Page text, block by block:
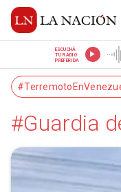
ESCUCHÁ
TU RADIO
PREFERIDA
#Guardia